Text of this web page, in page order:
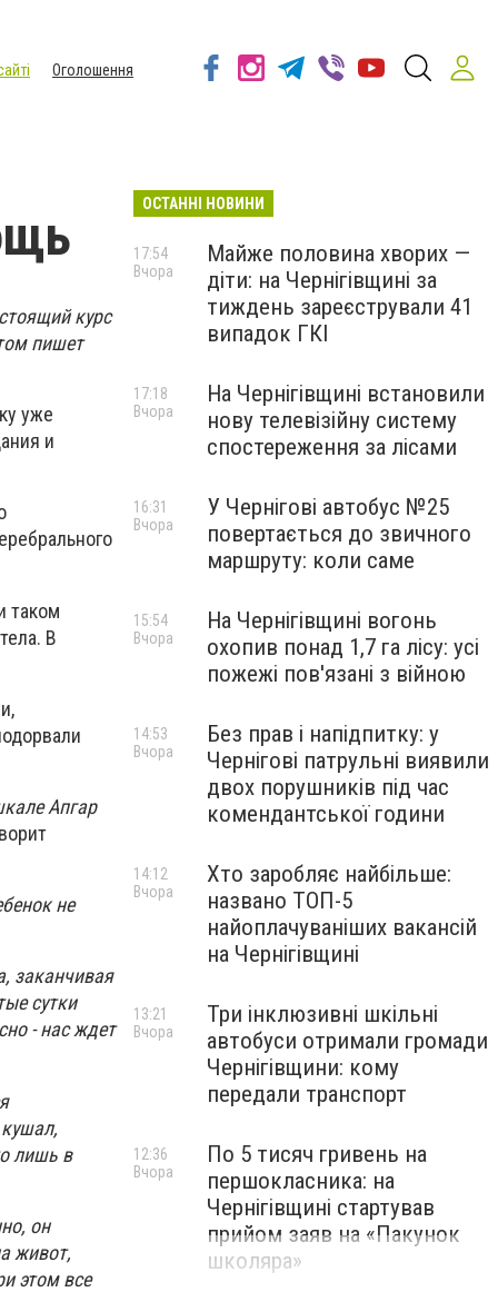
Оголошення
курс
пишет
уже
и
таком
В
Апгар
не
заканчивая
сутки
- нас ждет
лишь в
он
живот,
этом все
ОСТАННІ НОВИНИ
Майже половина хворих —
діти: на Чернігівщині за
тиждень зареєстрували 41
випадок ГКІ
17:54
Вчора
На Чернігівщині встановили
нову телевізійну систему
спостереження за лісами
17:18
Вчора
У Чернігові автобус №25
повертається до звичного
маршруту: коли саме
16:31
Вчора
На Чернігівщині вогонь
охопив понад 1,7 га лісу: усі
пожежі пов'язані з війною
15:54
Вчора
Без прав і напідпитку: у
Чернігові патрульні виявили
двох порушників під час
комендантської години
14:53
Вчора
Хто заробляє найбільше:
названо ТОП-5
найоплачуваніших вакансій
на Чернігівщині
14:12
Вчора
Три інклюзивні шкільні
автобуси отримали громади
Чернігівщини: кому
передали транспорт
13:21
Вчора
По 5 тисяч гривень на
першокласника: на
Чернігівщині стартував
прийом заяв на «Пакунок
школяра»
12:36
Вчора